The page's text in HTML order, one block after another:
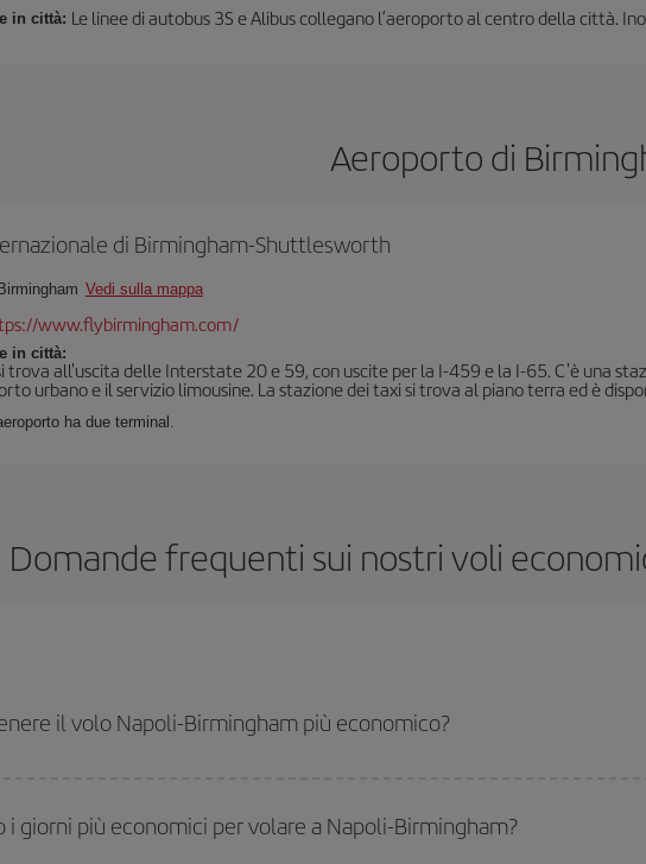
in città: Le linee di autobus 3S e Alibus collegano l’aeroporto al centro della città.
Aeroporto di
di Birmingham-Shuttlesworth
Birmingham Vedi sulla mappa
www.flybirmingham.com/
in città:
trova all'uscita delle Interstate 20 e 59, con uscite per la I-459 e la I-65. C'è una
urbano e il servizio limousine. La stazione dei taxi si trova al piano terra ed è
ha due terminal.
Domande frequenti sui nostri voli
il volo Napoli-Birmingham più economico?
di andata e ritorno.
i giorni più economici per volare a Napoli-Birmingham?